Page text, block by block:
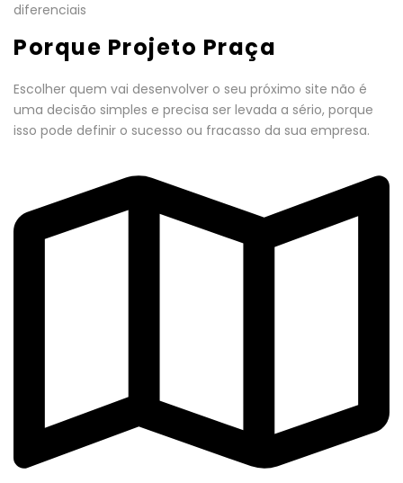
diferenciais
Porque Projeto Praça
Escolher quem vai desenvolver o seu próximo site não é
uma decisão simples e precisa ser levada a sério, porque
isso pode definir o sucesso ou fracasso da sua empresa.